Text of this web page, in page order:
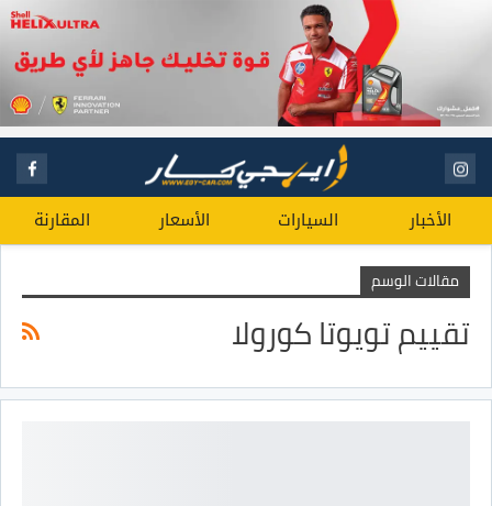
الأخبار السيارات الأسعار المقارنة
مقالات الوسم
تقييم تويوتا كورولا